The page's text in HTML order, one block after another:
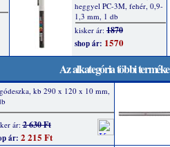
Az alkategória többi terméke
kb 290 x 120 x 10 mm,
ár:2 630 Ft
ár: 2 215 Ft